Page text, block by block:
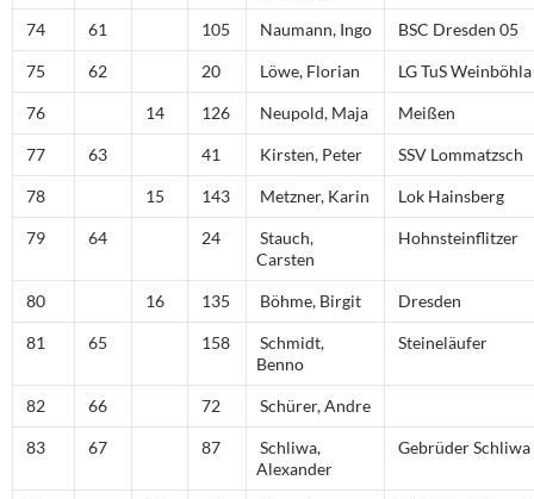
74 61 105 Naumann, Ingo BSC Dresden 05
75 62 20 Löwe, Florian LG TuS Weinböhla
76 14 126 Neupold, Maja Meißen
77 63 41 Kirsten, Peter SSV Lommatzsch
78 15 143 Metzner, Karin Lok Hainsberg
79 64 24
Stauch,
Carsten
Hohnsteinflitzer
80 16 135 Böhme, Birgit Dresden
81 65 158
Schmidt,
Benno
Steineläufer
82 66 72 Schürer, Andre
83 67 87
Schliwa,
Alexander
Gebrüder Schliwa